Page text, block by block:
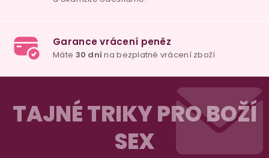
TAJNÉ TRIKY PRO BOŽÍ
SEX